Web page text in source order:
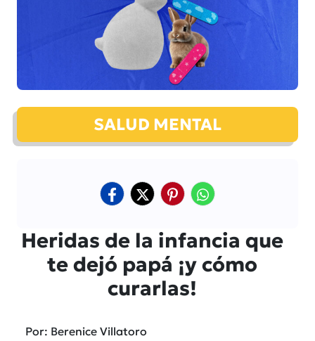
SALUD MENTAL
Heridas de la infancia que
te dejó papá ¡y cómo
curarlas!
Por: Berenice Villatoro